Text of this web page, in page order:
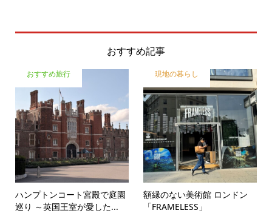
おすすめ記事
おすすめ旅行
ハンプトンコート宮殿で庭園
巡り ～英国王室が愛した...
現地の暮らし
額縁のない美術館 ロンドン
「FRAMELESS」